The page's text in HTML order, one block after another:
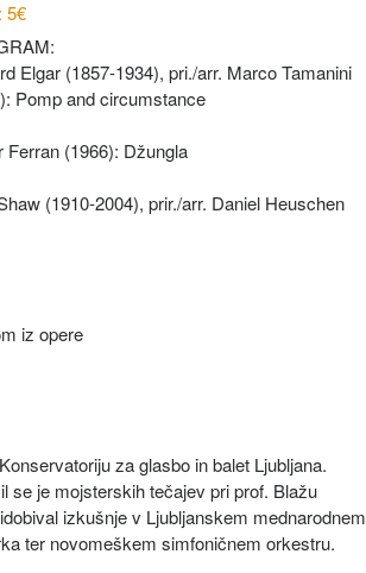
5€
Elgar (1857-1934), pri./arr. Marco Tamanini
Pomp and circumstance
Ferran (1966): Džungla
(1910-2004), prir./arr. Daniel Heuschen
iz opere
za glasbo in balet Ljubljana.
se je mojsterskih tečajev pri prof. Blažu
izkušnje v Ljubljanskem mednarodnem
ter novomeškem simfoničnem orkestru.